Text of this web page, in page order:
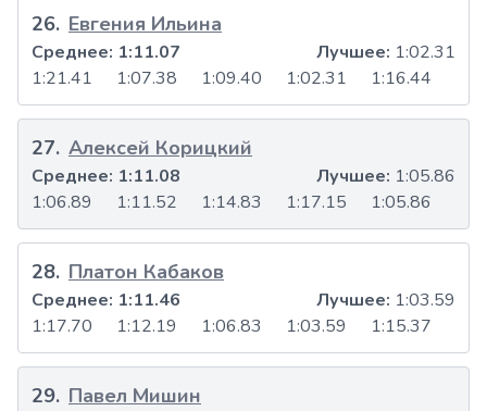
26. Евгения Ильина
1:21.41 1:07.38 1:09.40 1:02.31 1:16.44
Среднее: 1:11.07 Лучшее: 1:02.31
27. Алексей Корицкий
1:06.89 1:11.52 1:14.83 1:17.15 1:05.86
Среднее: 1:11.08 Лучшее: 1:05.86
28. Платон Кабаков
1:17.70 1:12.19 1:06.83 1:03.59 1:15.37
Среднее: 1:11.46 Лучшее: 1:03.59
29. Павел Мишин